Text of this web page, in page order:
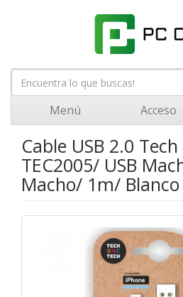
Menú Acceso
Cable USB 2.0
TEC2005/ USB
Macho/ 1m/ Blanco